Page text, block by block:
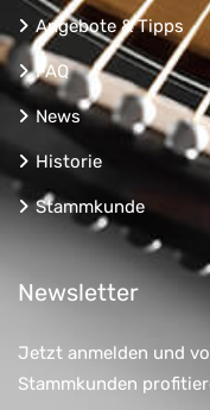
Angebote & Tipps
FAQ
News
Historie
Stammkunde
Newsletter
Jetzt anmelden und
Stammkunden